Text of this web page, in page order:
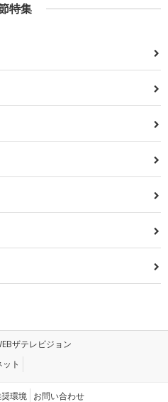
特集
ザテレビジョン
ト
環境 お問い合わせ